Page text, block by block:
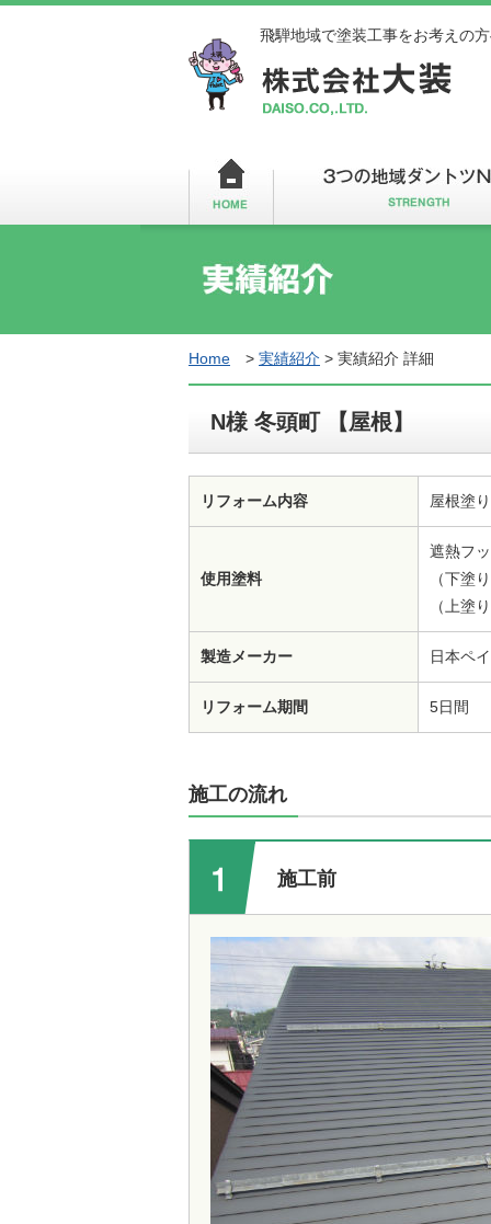
飛騨地域で塗装工事をお考えの
Home > 実績紹介 > 実績紹介 詳細
N様 冬頭町 【屋根】
リフォーム内容 屋根塗
使用塗料
遮熱フ
（下塗
（上塗
製造メーカー 日本ペ
リフォーム期間 5日間
施工の流れ
施工前